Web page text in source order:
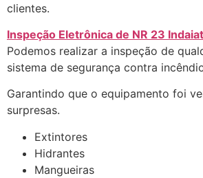
clientes.
Inspeção Eletrônica de NR 23
Podemos realizar a inspeção de
sistema de segurança contra
Garantindo que o equipamento foi
surpresas.
Extintores
Hidrantes
Mangueiras